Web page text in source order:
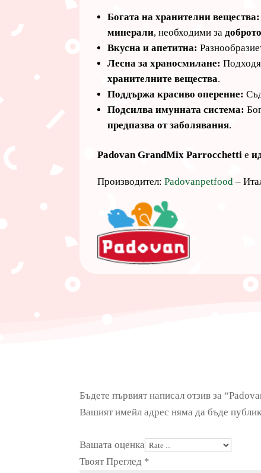
Богата на хранителни вещества:
минерали, необходими за
Вкусна и апетитна:
Лесна за храносмилане:
хранителните вещества.
Поддържа красиво оперение:
Подсилва имунната система:
предпазва от заболявания.
Padovan GrandMix Parrocchetti е
Производител:Padovanpetfood –
Бъдете първият написал отзив за
Вашият имейл адрес няма да бъде
Вашата оценка
Твоят Преглед *